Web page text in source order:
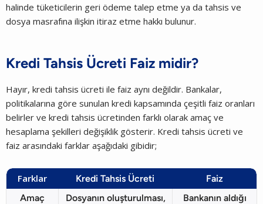
halinde tüketicilerin geri ödeme talep etme ya da tahsis ve
dosya masrafına ilişkin itiraz etme hakkı bulunur.
Kredi Tahsis Ücreti Faiz midir?
Hayır, kredi tahsis ücreti ile faiz aynı değildir. Bankalar,
politikalarına göre sunulan kredi kapsamında çeşitli faiz oranları
belirler ve kredi tahsis ücretinden farklı olarak amaç ve
hesaplama şekilleri değişiklik gösterir. Kredi tahsis ücreti ve
faiz arasındaki farklar aşağıdaki gibidir;
Farklar Kredi Tahsis Ücreti
Faiz
Amaç
Dosyanın oluşturulması,
Bankanın aldığı